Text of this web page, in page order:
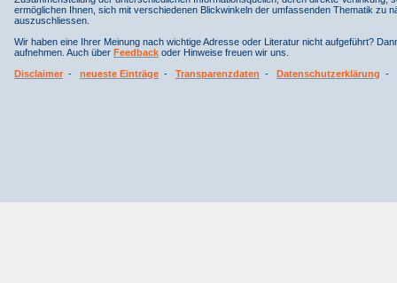
ermöglichen Ihnen, sich mit verschiedenen Blickwinkeln der umfassenden Thematik
auszuschliessen.
Wir haben eine Ihrer Meinung nach wichtige Adresse oder Literatur nicht aufgeführt?
aufnehmen. Auch über Feedback oder Hinweise freuen wir uns.
Disclaimer - neueste Einträge - Transparenzdaten - Datenschutzerklärung -